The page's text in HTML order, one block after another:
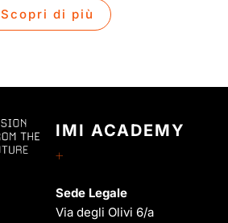
Scopri di più
IMI ACADEMY
Sede Legale
Via degli Olivi 6/a